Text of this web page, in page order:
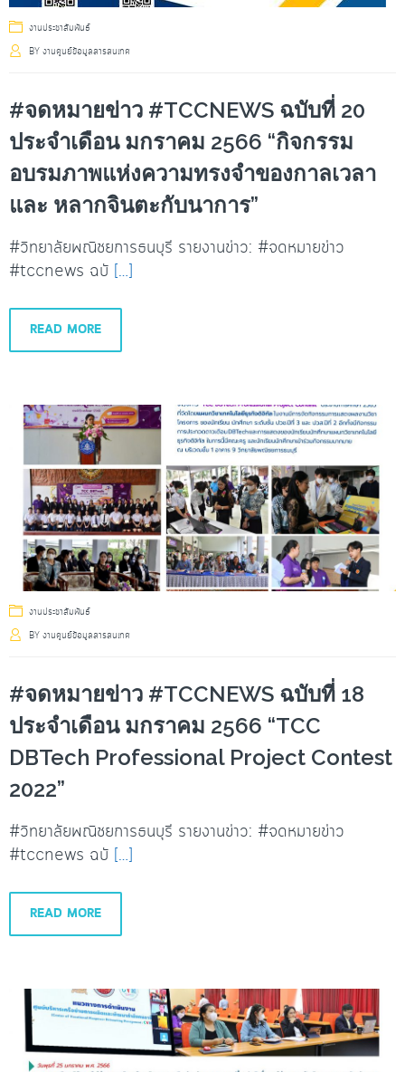
งานประชาสัมพันธ์
BY งานศูนย์ข้อมูลสารสนเทศ
#จดหมายข่าว #TCCNEWS ฉบับที่ 20
ประจำเดือน มกราคม 2566 “กิจกรรม
อบรมภาพแห่งความทรงจำของกาลเวลา
และ หลากจินตะกับนาการ”
#วิทยาลัยพณิชยการธนบุรี รายงานข่าว: #จดหมายข่าว
#tccnews ฉบั […]
READ MORE
งานประชาสัมพันธ์
BY งานศูนย์ข้อมูลสารสนเทศ
#จดหมายข่าว #TCCNEWS ฉบับที่ 18
ประจำเดือน มกราคม 2566 “TCC
DBTech Professional Project Contest
2022”
#วิทยาลัยพณิชยการธนบุรี รายงานข่าว: #จดหมายข่าว
#tccnews ฉบั […]
READ MORE